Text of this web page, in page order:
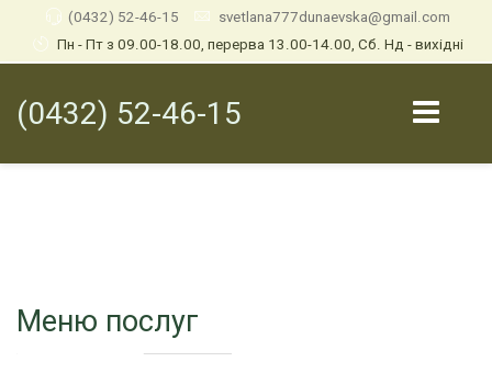
(0432) 52-46-15
svetlana777dunaevska@gmail.com
Пн - Пт з 09.00-18.00, перерва 13.00-14.00, Сб. Нд - вихідні
(0432) 52-46-15
Меню послуг